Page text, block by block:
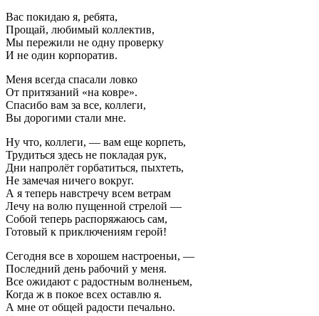
Вас покидаю я, ребята,
Прощай, любимый коллектив,
Мы пережили не одну проверку
И не один корпоратив.
Меня всегда спасали ловко
От притязаний «на ковре».
Спасибо вам за все, коллеги,
Вы дорогими стали мне.
Ну что, коллеги, — вам еще корпеть,
Трудиться здесь не покладая рук,
Дни напролёт горбатиться, пыхтеть,
Не замечая ничего вокруг.
А я теперь навстречу всем ветрам
Лечу на волю пущенной стрелой —
Собой теперь распоряжаюсь сам,
Готовый к приключениям герой!
Сегодня все в хорошем настроеньи, —
Последний день рабочий у меня.
Все ожидают с радостным волненьем,
Когда ж в покое всех оставлю я.
А мне от общей радости печально.